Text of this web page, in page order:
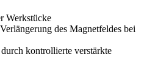
Werkstücke
des Magnetfeldes bei
kontrollierte verstärkte